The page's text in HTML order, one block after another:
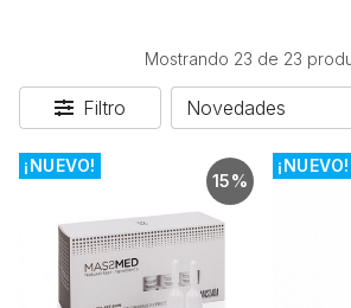
Mostrando 23 de 23
Filtro
15%
¡NUEVO! ¡NUEVO!